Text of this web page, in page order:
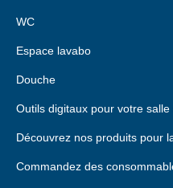
WC
Espace lavabo
Douche
Outils digitaux pour votre salle
Découvrez nos produits pour
Commandez des